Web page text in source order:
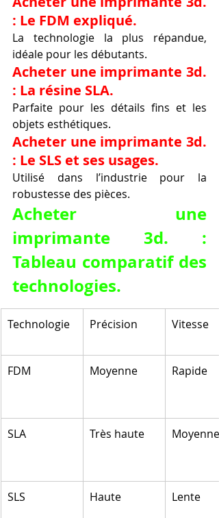
: Le FDM expliqué.
La technologie la plus répandue,
idéale pour les débutants.
Acheter une imprimante 3d.
: La résine SLA.
Parfaite pour les détails fins et les
objets esthétiques.
Acheter une imprimante 3d.
: Le SLS et ses usages.
Utilisé dans l’industrie pour la
robustesse des pièces.
Acheter une
imprimante 3d. :
Tableau comparatif des
technologies.
Technologie Précision Vitesse
FDM Moyenne Rapide
SLA Très haute Moyenne
SLS Haute Lente